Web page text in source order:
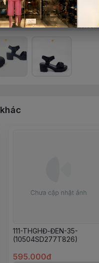
111-THGHĐ-ĐEN-35-
(10504SD277T826)
595.000đ